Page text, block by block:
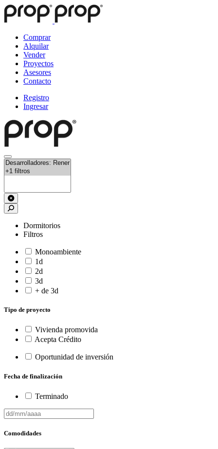
Comprar
Alquilar
Vender
Proyectos
Asesores
Contacto
Registro
Ingresar
Dormitorios
Filtros
Monoambiente
1d
2d
3d
+ de 3d
Tipo de proyecto
Vivienda promovida
Acepta Crédito
Oportunidad de inversión
Fecha de finalización
Terminado
Comodidades